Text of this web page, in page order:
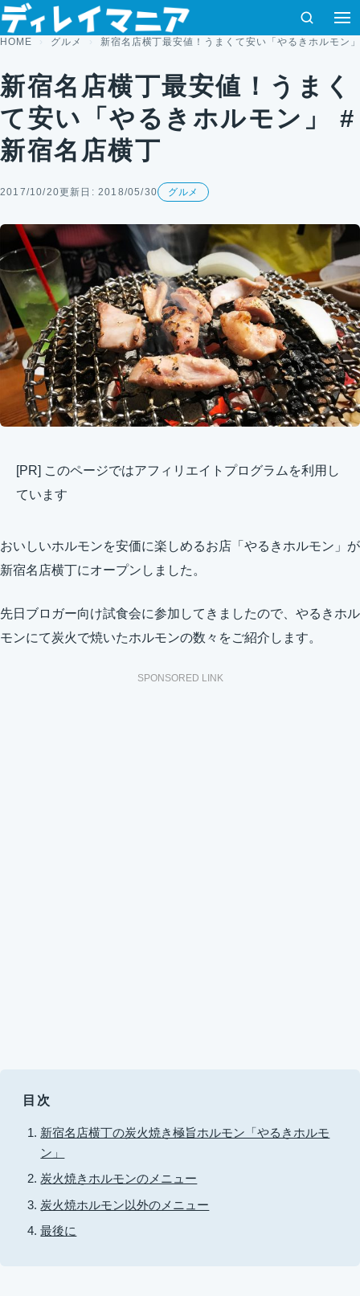
コンテンツへスキップ
検索
HOME グルメ 新宿名店横丁最安値！うまくて安い「やるきホルモン
新宿名店横丁最安値！うまく
て安い「やるきホルモン」 #
新宿名店横丁
2017/10/20更新日: 2018/05/30 グルメ
[PR] このページではアフィリエイトプログラムを利用し
ています
おいしいホルモンを安価に楽しめるお店「やるきホルモン」が
新宿名店横丁にオープンしました。
先日ブロガー向け試食会に参加してきましたので、やるきホル
モンにて炭火で焼いたホルモンの数々をご紹介します。
SPONSORED LINK
目次
新宿名店横丁の炭火焼き極旨ホルモン「やるきホルモ
ン」
炭火焼きホルモンのメニュー
炭火焼ホルモン以外のメニュー
最後に